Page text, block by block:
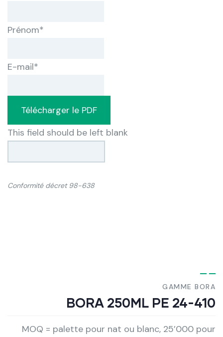
Prénom*
E-mail*
Télécharger le PDF
This field should be left blank
Conformité décret 98-638
GAMME BORA
BORA 250ML PE 24-410
MOQ = palette pour nat ou blanc, 25’000 pour